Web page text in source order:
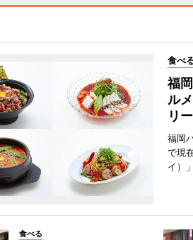
食べ
福
ル
リ
福岡
で現
イ）
食べる